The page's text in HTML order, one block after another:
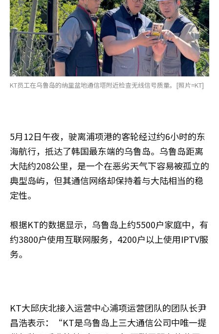
KT员工在乌鲁岛的纳里盆地通信塔附近检查无线信号质量。[照片=KT]
5月12日午夜，驶离浦项港的客轮经过约6小时的东
海航行，抵达了韩国最东端的乌鲁岛。乌鲁岛距离
大陆约208公里，是一个在恶劣天气下容易被孤立的
典型岛屿，但其通信网络却保持着与大陆相当的稳
定性。
根据KT的数据显示，乌鲁岛上约5500户家庭中，有
约3800户使用互联网服务，4200户以上使用IPTV服
务。
KT大邱庆北接入运营中心浦项运营团队的团队长尹
昌浩表示：“KT是乌鲁岛上三大通信公司中唯一提